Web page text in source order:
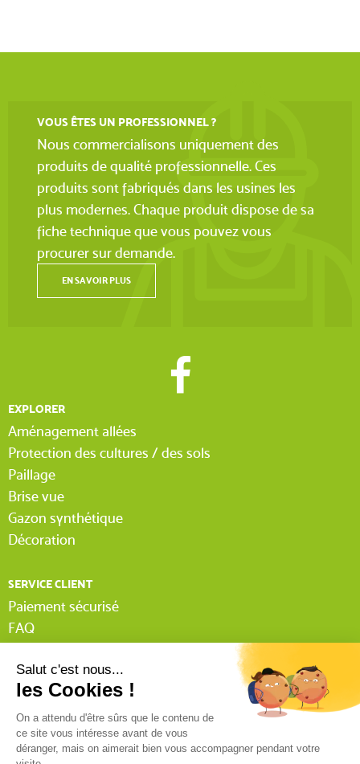
VOUS ÊTES UN PROFESSIONNEL ?
Nous commercialisons uniquement des
produits de qualité professionnelle. Ces
produits sont fabriqués dans les usines les
plus modernes. Chaque produit dispose de sa
fiche technique que vous pouvez vous
procurer sur demande.
EN SAVOIR PLUS
EXPLORER
Aménagement allées
Protection des cultures / des sols
Paillage
Brise vue
Gazon synthétique
Décoration
SERVICE CLIENT
Paiement sécurisé
FAQ
Lexique Tissnet
Suivi commande invité
Contactez-nous